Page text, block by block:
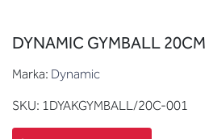
DYNAMIC GYMBALL
Marka: Dynamic
SKU: 1DYAKGYMBALL/20C-001